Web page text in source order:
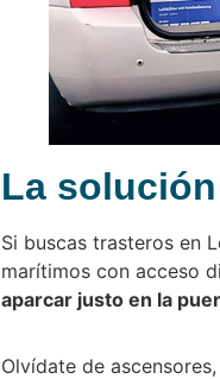
La
Si buscas trasteros en
marítimos con acceso
aparcar justo en la
Olvídate de